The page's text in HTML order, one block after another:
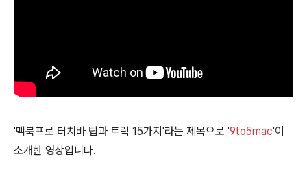
'맥북프로 터치바 팁과 트릭 15가지'라는 제목으로 '9to5mac'이
소개한 영상입니다.